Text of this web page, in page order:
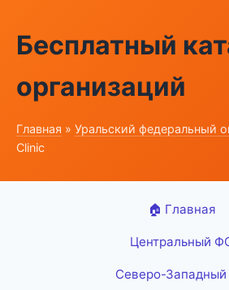
Бесплатный
организаций
Главная » Уральский федеральный
Clinic
🏠 Главная
Центральный
Северо-